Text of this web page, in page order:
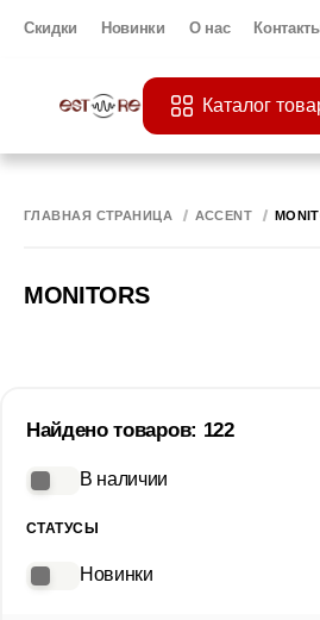
Скидки Новинки О нас
Каталог
ГЛАВНАЯ СТРАНИЦА ACCENT
MONITORS
Найдено товаров: 122
В наличии
СТАТУСЫ
Новинки